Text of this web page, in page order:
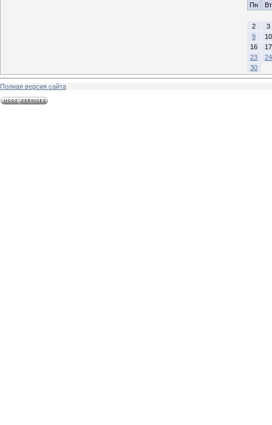
Пн
Вт
2
3
9
10
16
17
23
24
30
Полная версия сайта